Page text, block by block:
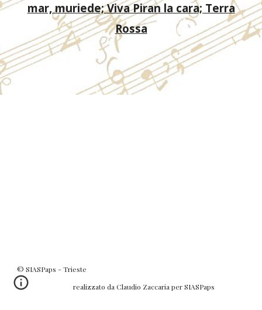
mar, muriede; Viva Piran la cara; Terra
Rossa
© SIASPaps - Trieste
realizzato da Claudio Zaccaria per SIASPaps